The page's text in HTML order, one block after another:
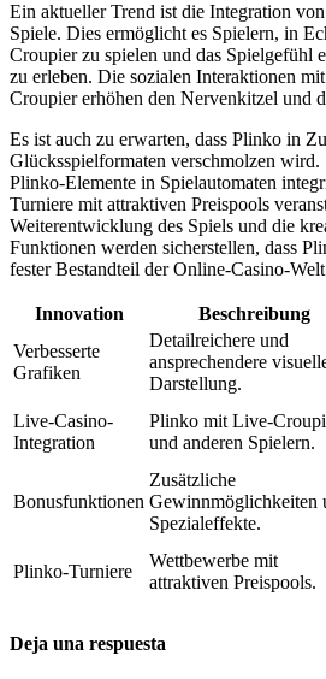
Ein aktueller Trend ist die Integration
Spiele. Dies ermöglicht es Spielern, in
Croupier zu spielen und das Spielgefühl
zu erleben. Die sozialen Interaktionen
Croupier erhöhen den Nervenkitzel und
Es ist auch zu erwarten, dass Plinko in
Glücksspielformaten verschmolzen wird.
Plinko-Elemente in Spielautomaten
Turniere mit attraktiven Preispools
Weiterentwicklung des Spiels und die
Funktionen werden sicherstellen, dass
fester Bestandteil der Online-Casino-
Innovation Beschreibung
Verbesserte
Grafiken
Detailreichere und
ansprechendere
Darstellung.
Live-Casino-
Integration
Plinko mit Live-
und anderen Spielern.
Bonusfunktionen
Zusätzliche
Gewinnmöglichkeiten
Spezialeffekte.
Plinko-Turniere
Wettbewerbe mit
attraktiven Preispools.
Deja una respuesta